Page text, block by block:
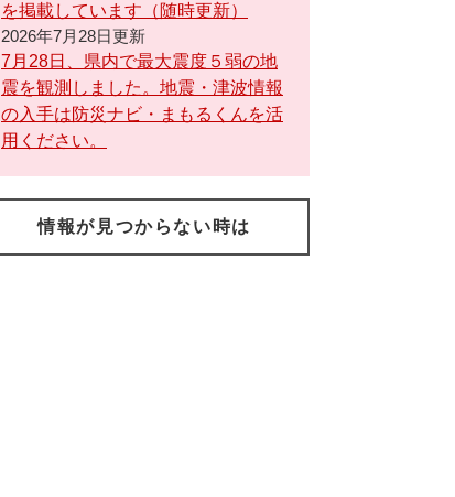
を掲載しています（随時更新）
2026年7月28日更新
7月28日、県内で最大震度５弱の地
震を観測しました。地震・津波情報
の入手は防災ナビ・まもるくんを活
用ください。
情報が見つからない時は